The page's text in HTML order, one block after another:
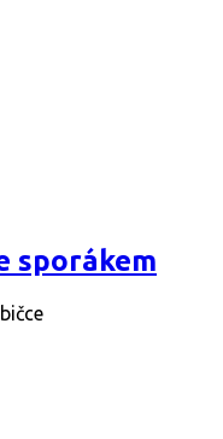
sporákem